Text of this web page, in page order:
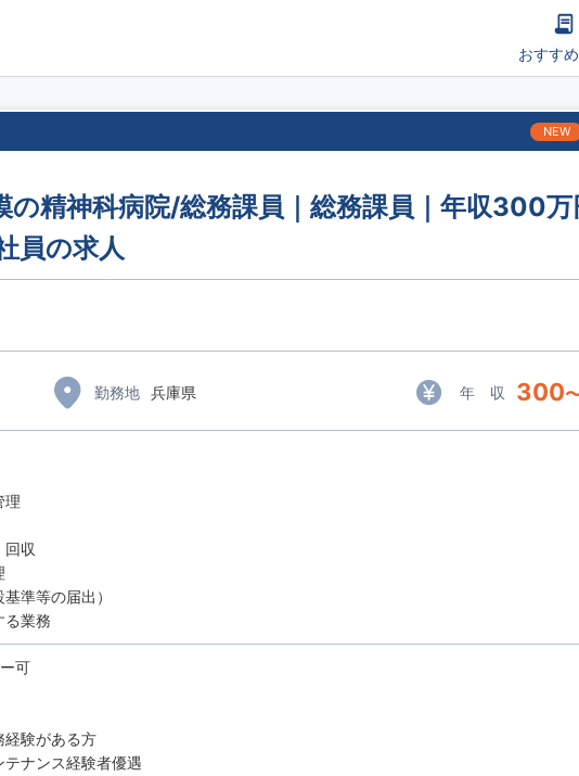
おすす
NEW
精神科病院/総務課員｜総務課員｜年収300
員の求人
勤務地 兵庫県 年 収 300
応対
退職管理
成、回収
施設基準等の届出）
る業務
可
経験がある方
テナンス経験者優遇